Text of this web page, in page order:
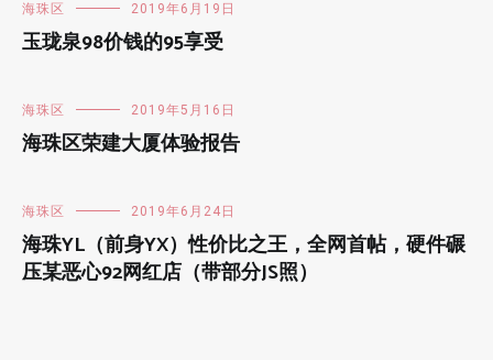
海珠区 2019年6月19日
玉珑泉98价钱的95享受
海珠区 2019年5月16日
海珠区荣建大厦体验报告
海珠区 2019年6月24日
海珠YL（前身YX）性价比之王，全网首帖，硬件碾
压某恶心92网红店（带部分JS照）